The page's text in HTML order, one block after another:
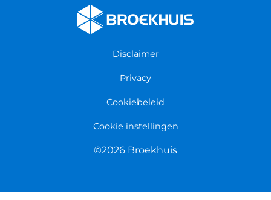
Algemene voorwaarden
Disclaimer
Privacy
Cookiebeleid
Cookie instellingen
©2026 Broekhuis